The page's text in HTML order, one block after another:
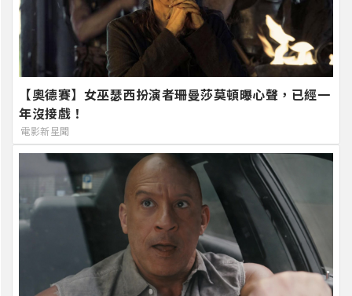
【奧德賽】女巫瑟西扮演者珊曼莎莫頓曝心聲，已經一
年沒接戲！
電影新星聞